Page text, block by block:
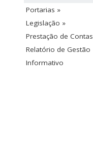
Portarias »
Legislação »
Prestação de Contas
Relatório de Gestão
Informativo